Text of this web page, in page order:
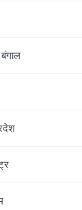
बॉल
बॉलिंग एलिज़
सुरक्षित लेकिन
क्रिएटिव
गया है।
‘नटमेग एंड
में डूबी
रखकर तैयार
भरे और मॉडर्न